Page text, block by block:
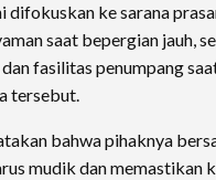
difokuskan ke sarana
saat bepergian jauh,
fasilitas penumpang
tersebut.
bahwa pihaknya
mudik dan memastikan